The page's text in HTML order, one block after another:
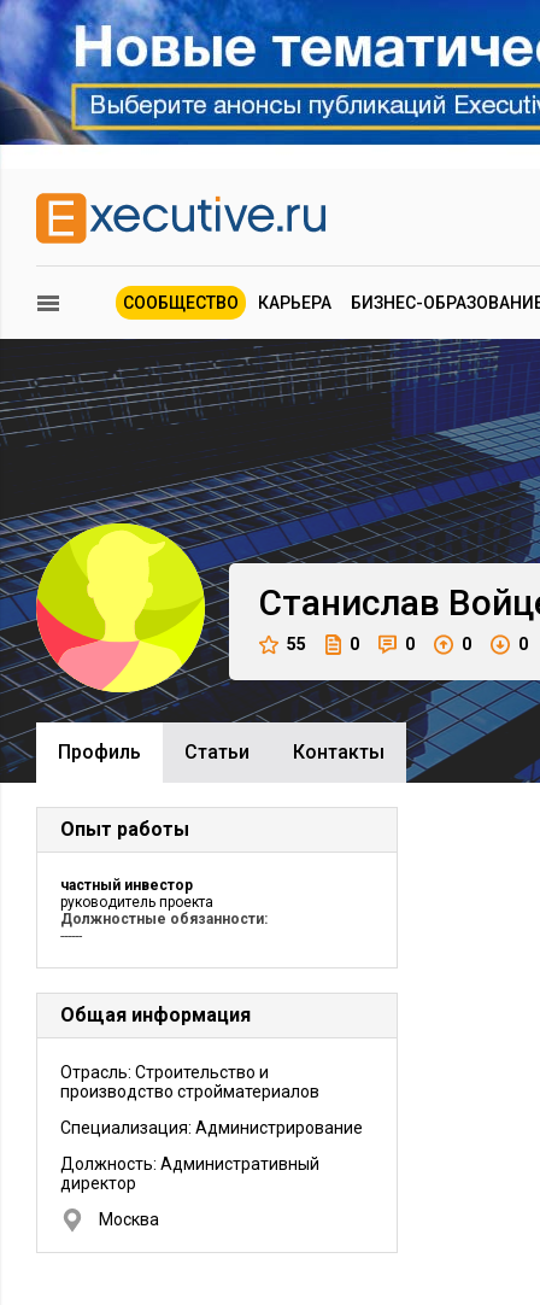
СООБЩЕСТВО КАРЬЕРА БИЗНЕС-
Станислав
55 0 0 0 0
Профиль Cтатьи Контакты
Опыт работы
частный инвестор
руководитель проекта
Должностные обязанности:
------
Общая информация
Отрасль: Строительство и
производство стройматериалов
Специализация: Администрирование
Должность: Административный
директор
Москва